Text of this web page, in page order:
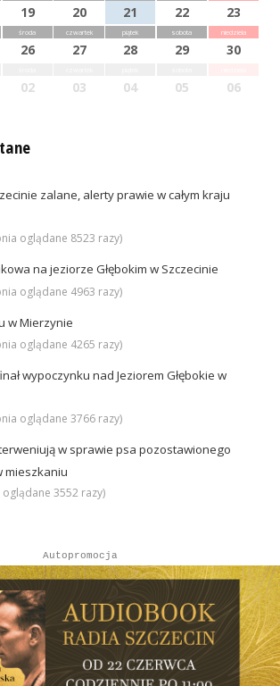
19 20 21 22 23
środa
26
czwartek
27
piątek
28
sobota
29
niedziela
30
02 03 04 05 06
zalane, alerty prawie w całym kraju
oglądane 8523 razy)
na jeziorze Głębokim w Szczecinie
oglądane 4963 razy)
w Mierzynie
oglądane 4265 razy)
wypoczynku nad Jeziorem Głębokie w
oglądane 3766 razy)
w sprawie psa pozostawionego
mieszkaniu
3552 razy)
Autopromocja